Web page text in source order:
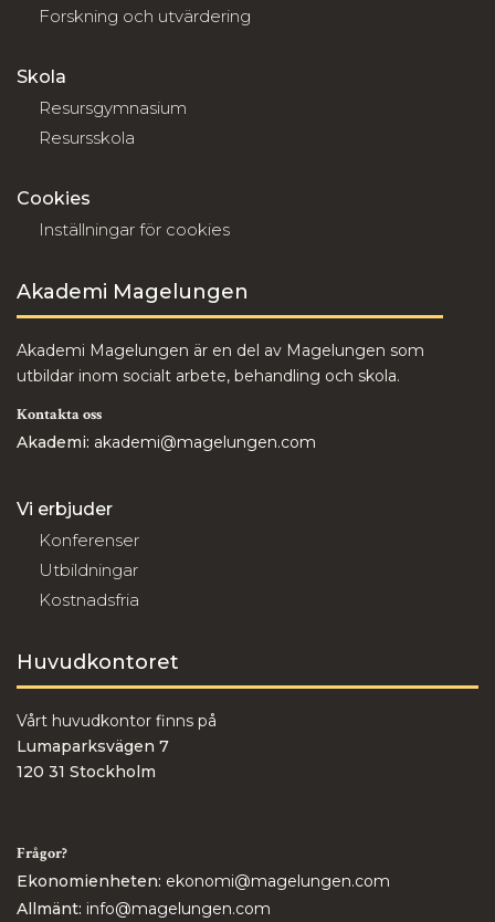
Forskning och utvärdering
Skola
Resursgymnasium
Resursskola
Cookies
Inställningar för cookies
Akademi Magelungen
Akademi Magelungen är en del av Magelungen som
utbildar inom socialt arbete, behandling och skola.
Kontakta oss
Akademi: akademi@magelungen.com
Vi erbjuder
Konferenser
Utbildningar
Kostnadsfria
Huvudkontoret
Vårt huvudkontor finns på
Lumaparksvägen 7
120 31 Stockholm
Frågor?
Ekonomienheten: ekonomi@magelungen.com
Allmänt: info@magelungen.com